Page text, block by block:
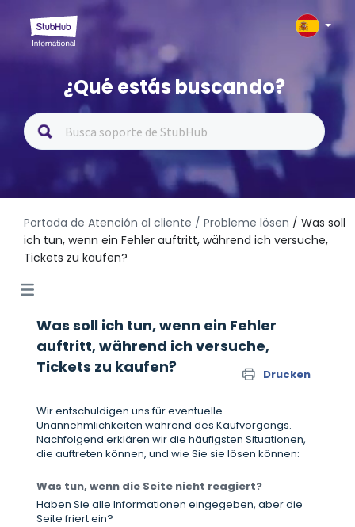
¿Qué estás buscando?
Portada de Atención al cliente / Probleme lösen / Was soll
ich tun, wenn ein Fehler auftritt, während ich versuche,
Tickets zu kaufen?
Was soll ich tun, wenn ein Fehler
auftritt, während ich versuche,
Tickets zu kaufen?
Drucken
Wir entschuldigen uns für eventuelle
Unannehmlichkeiten während des Kaufvorgangs.
Nachfolgend erklären wir die häufigsten Situationen,
die auftreten können, und wie Sie sie lösen können:
Was tun, wenn die Seite nicht reagiert?
Haben Sie alle Informationen eingegeben, aber die
Seite friert ein?